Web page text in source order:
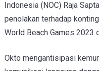
Indonesia (NOC) Raja
penolakan terhadap
World Beach Games 2023
Okto mengantisipasi